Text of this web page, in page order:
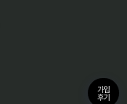
가입
후기